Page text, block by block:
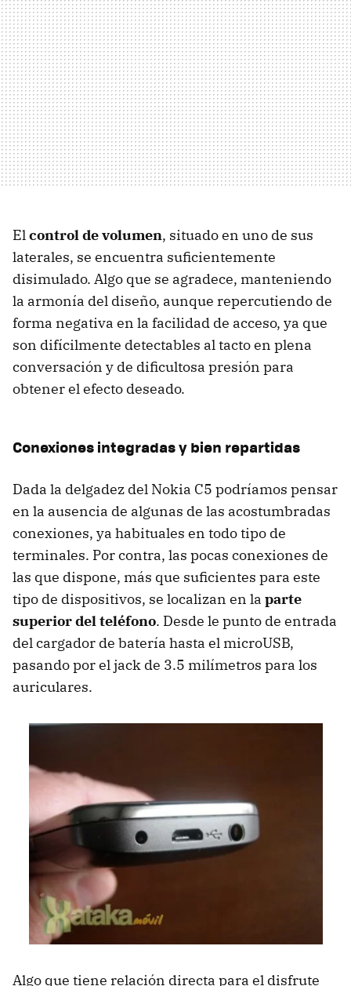
Elcontrol de volumen, situado en uno de sus
laterales, se encuentra suficientemente
disimulado. Algo que se agradece, manteniendo
la armonía del diseño, aunque repercutiendo de
forma negativa en la facilidad de acceso, ya que
son difícilmente detectables al tacto en plena
conversación y de dificultosa presión para
obtener el efecto deseado.
Conexiones integradas y bien repartidas
Dada la delgadez del Nokia C5 podríamos pensar
en la ausencia de algunas de las acostumbradas
conexiones, ya habituales en todo tipo de
terminales. Por contra, las pocas conexiones de
las que dispone, más que suficientes para este
tipo de dispositivos, se localizan en la parte
superior del teléfono. Desde le punto de entrada
del cargador de batería hasta el microUSB,
pasando por el jack de 3.5 milímetros para los
auriculares.
Algo que tiene relación directa para el disfrute